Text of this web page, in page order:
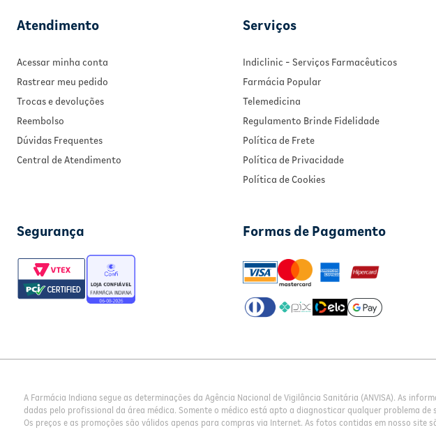
Atendimento
Acessar minha conta
Rastrear meu pedido
Trocas e devoluções
Reembolso
Dúvidas Frequentes
Central de Atendimento
Serviços
Indiclinic - Serviços Farmacêuticos
Farmácia Popular
Telemedicina
Regulamento Brinde Fidelidade
Política de Frete
Política de Privacidade
Política de Cookies
Segurança Formas de Pagamento
A Farmácia Indiana segue as determinações da Agência Nacional de Vigilância Sanitária (ANVISA). As
dadas pelo profissional da área médica. Somente o médico está apto a diagnosticar qualquer problema
Os preços e as promoções são válidos apenas para compras via Internet. As fotos contidas em nosso